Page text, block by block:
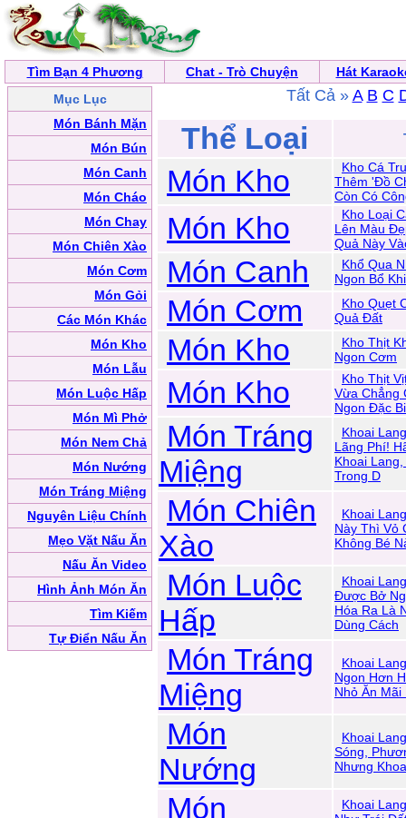
Tìm Bạn 4 Phương Chat - Trò Chuyện
Hát
Mục Lục
Món Bánh Mặn
Món Bún
Món Canh
Món Cháo
Món Chay
Món Chiên Xào
Món Cơm
Món Gỏi
Các Món Khác
Món Kho
Món Lẫu
Món Luộc Hấp
Món Mì Phở
Món Nem Chả
Món Nướng
Món Tráng Miệng
Nguyên Liệu Chính
Mẹo Vặt Nấu Ăn
Nấu Ăn Video
Hình Ảnh Món Ăn
Tìm Kiếm
Tự Điển Nấu Ăn
Tất Cả » A B C
Thể Loại
Món Kho
Kho Cá
Thêm 'Đồ
Còn Có
Món Kho
Kho Loại
Lên Màu
Quả Này
Món Canh
Khổ Qua
Ngon Bổ
Món Cơm
Kho Quẹt
Quả Đất
Món Kho
Kho Thịt
Ngon Cơm
Món Kho
Kho Thịt
Vừa Chẳng
Ngon Đặc
Món Tráng
Miệng
Khoai
Lãng Phí!
Khoai
Trong D
Món Chiên
Xào
Khoai
Này Thì Vỏ
Không Bé
Món Luộc
Hấp
Khoai
Được Bở
Hóa Ra Là
Dùng Cách
Món Tráng
Miệng
Khoai
Ngon Hơn
Nhỏ Ăn Mãi
Món
Nướng
Khoai
Sóng,
Nhưng
Món
Khoai